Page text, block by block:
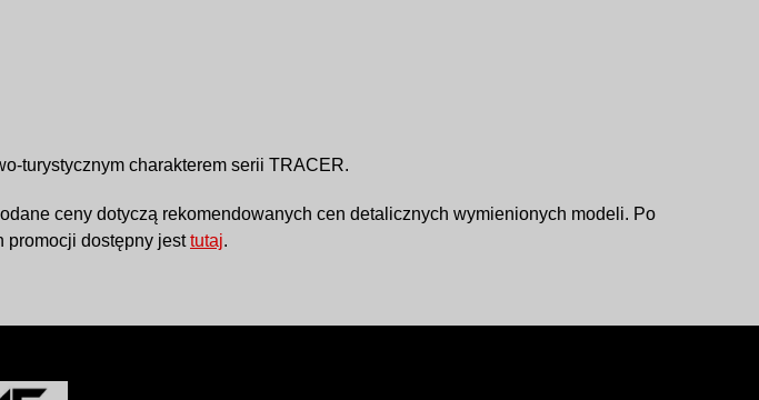
turystycznym charakterem serii TRACER.
ceny dotyczą rekomendowanych cen detalicznych wymienionych modeli. Po
promocji dostępny jesttutaj.